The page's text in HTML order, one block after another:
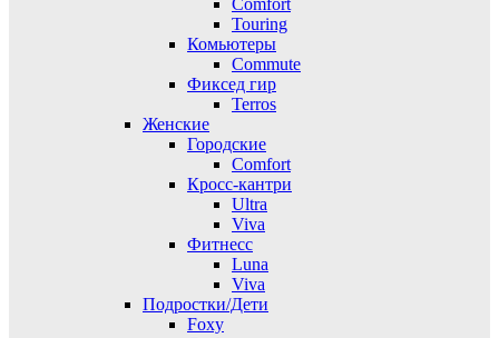
Comfort
Touring
Комьютеры
Commute
Фиксед гир
Terros
Женские
Городские
Comfort
Кросс-кантри
Ultra
Viva
Фитнесс
Luna
Viva
Подростки/Дети
Foxy